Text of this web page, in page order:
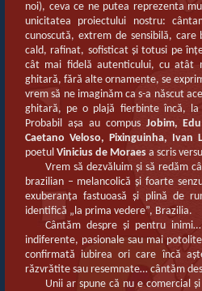
noi), ceva ce ne putea reprezenta
unicitatea proiectului nostru:
cunoscută, extrem de sensibilă,
cald, rafinat, sofisticat şi totusi pe
cât mai fidelă autenticului, cu
ghitară, fără alte ornamente, se
vrem să ne imaginăm ca s-a născut
ghitară, pe o plajă fierbinte încă,
Probabil aşa au compus Jobim,
Caetano Veloso, Pixinguinha, Ivan
poetul Vinicius de Moraes a scris
Vrem să dezvăluim şi să redăm
brazilian – melancolică şi foarte
exuberanţa fastuoasă şi plină de
identifică „la prima vedere”, Brazilia.
Cântăm despre şi pentru
indiferente, pasionale sau mai
confirmată iubirea ori care încă
răzvrătite sau resemnate… cântăm
Unii ar spune că nu e comercial